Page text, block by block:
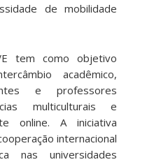
de mobilidade
tem como objetivo
acadêmico,
e professores
multiculturais e
online. A iniciativa
internacional
nas universidades